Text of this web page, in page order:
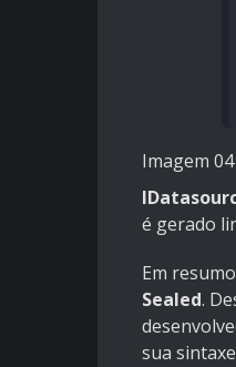
Imagem
é gerado
Em
Sealed.
sua